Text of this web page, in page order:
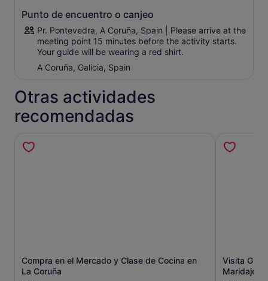
Punto de encuentro o canjeo
Pr. Pontevedra, A Coruña, Spain | Please arrive at the
meeting point 15 minutes before the activity starts.
Your guide will be wearing a red shirt.
A Coruña, Galicia, Spain
Otras actividades
recomendadas
Compra en el Mercado y Clase de Cocina en
La Coruña
Se abre en una pestaña nueva
Visita
Maridaje